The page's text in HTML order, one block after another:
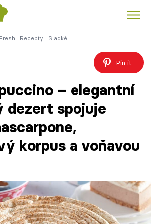
Recepty Sladké
Pin it
– elegantní
dezert spojuje
korpus a voňavou